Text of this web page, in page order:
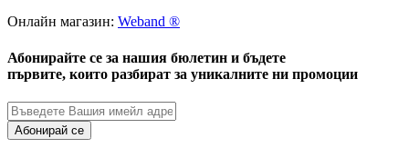
Онлайн магазин: Weband ®
Абонирайте се за нашия бюлетин и бъдете
първите, които разбират за уникалните ни промоции
Абонирай се